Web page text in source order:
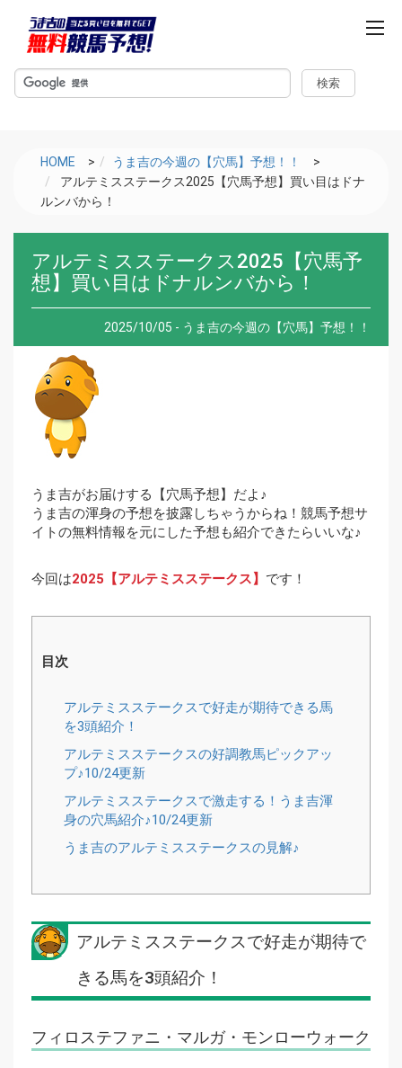
m
e
HOME > うま吉の今週の【穴馬】予想！！
>
アルテミスステークス2025【穴馬予想】買い目はドナ
ルンバから！
アルテミスステークス2025【穴馬予
想】買い目はドナルンバから！
2025/10/05 - うま吉の今週の【穴馬】予想！！
うま吉がお届けする【穴馬予想】だよ♪
うま吉の渾身の予想を披露しちゃうからね！競馬予想サ
イトの無料情報を元にした予想も紹介できたらいいな♪
今回は2025【アルテミスステークス】 です！
目次
アルテミスステークスで好走が期待できる馬
を3頭紹介！
アルテミスステークスの好調教馬ピックアッ
プ♪10/24更新
アルテミスステークスで激走する！うま吉渾
身の穴馬紹介♪10/24更新
うま吉のアルテミスステークスの見解♪
アルテミスステークスで好走が期待で
きる馬を3頭紹介！
フィロステファニ・マルガ・モンローウォーク